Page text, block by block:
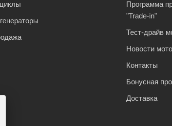
Программа
"Trade-in"
Тест-драйв
Новости
Контакты
Бонусная
Доставка